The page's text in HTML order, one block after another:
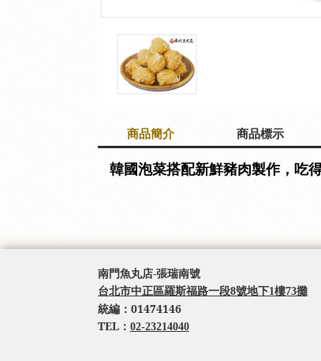
商品簡介 商品標示
韓國泡菜搭配新鮮豬肉製作，吃
南門魚丸店-張瑞南號
台北市中正區羅斯福路一段8號地下1樓73攤
統編： 01474146
TEL： 02-23214040